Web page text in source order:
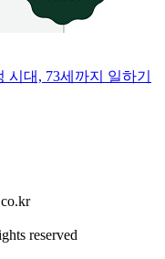
시대, 73세까지 일하기
reserved